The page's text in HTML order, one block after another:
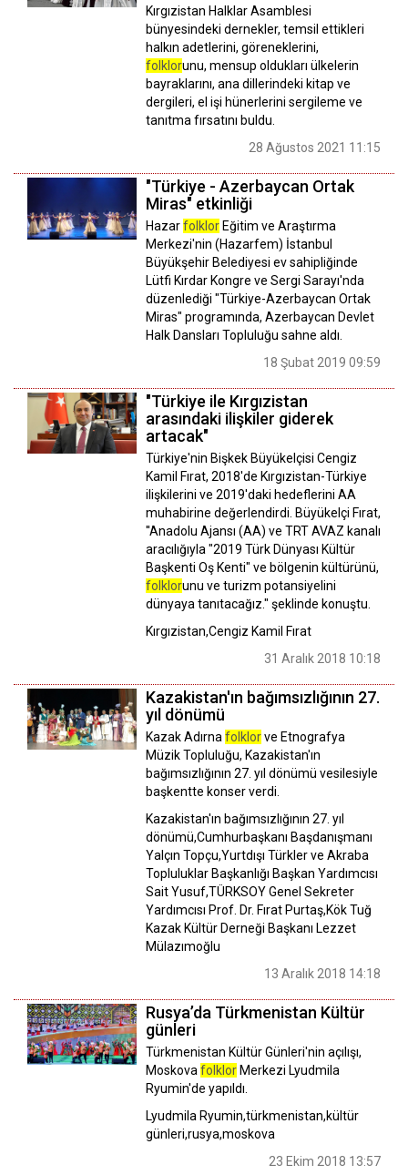
Kırgızistan Halklar Asamblesi
bünyesindeki dernekler, temsil ettikleri
halkın adetlerini, göreneklerini,
folklorunu, mensup oldukları ülkelerin
bayraklarını, ana dillerindeki kitap ve
dergileri, el işi hünerlerini sergileme ve
tanıtma fırsatını buldu.
28 Ağustos 2021 11:15
"Türkiye - Azerbaycan Ortak
Miras" etkinliği
Hazarfolklor Eğitim ve Araştırma
Merkezi'nin (Hazarfem) İstanbul
Büyükşehir Belediyesi ev sahipliğinde
Lütfi Kırdar Kongre ve Sergi Sarayı'nda
düzenlediği "Türkiye-Azerbaycan Ortak
Miras" programında, Azerbaycan Devlet
Halk Dansları Topluluğu sahne aldı.
18 Şubat 2019 09:59
"Türkiye ile Kırgızistan
arasındaki ilişkiler giderek
artacak"
Türkiye'nin Bişkek Büyükelçisi Cengiz
Kamil Fırat, 2018'de Kırgızistan-Türkiye
ilişkilerini ve 2019'daki hedeflerini AA
muhabirine değerlendirdi. Büyükelçi Fırat,
''Anadolu Ajansı (AA) ve TRT AVAZ kanalı
aracılığıyla "2019 Türk Dünyası Kültür
Başkenti Oş Kenti" ve bölgenin kültürünü,
folklorunu ve turizm potansiyelini
dünyaya tanıtacağız." şeklinde konuştu.
Kırgızistan,Cengiz Kamil Fırat
31 Aralık 2018 10:18
Kazakistan'ın bağımsızlığının 27.
yıl dönümü
Kazak Adırna folklorve Etnografya
Müzik Topluluğu, Kazakistan'ın
bağımsızlığının 27. yıl dönümü vesilesiyle
başkentte konser verdi.
Kazakistan'ın bağımsızlığının 27. yıl
dönümü,Cumhurbaşkanı Başdanışmanı
Yalçın Topçu,Yurtdışı Türkler ve Akraba
Topluluklar Başkanlığı Başkan Yardımcısı
Sait Yusuf,TÜRKSOY Genel Sekreter
Yardımcısı Prof. Dr. Fırat Purtaş,Kök Tuğ
Kazak Kültür Derneği Başkanı Lezzet
Mülazımoğlu
13 Aralık 2018 14:18
Rusya’da Türkmenistan Kültür
günleri
Türkmenistan Kültür Günleri'nin açılışı,
Moskova folklor Merkezi Lyudmila
Ryumin'de yapıldı.
Lyudmila Ryumin,türkmenistan,kültür
günleri,rusya,moskova
23 Ekim 2018 13:57